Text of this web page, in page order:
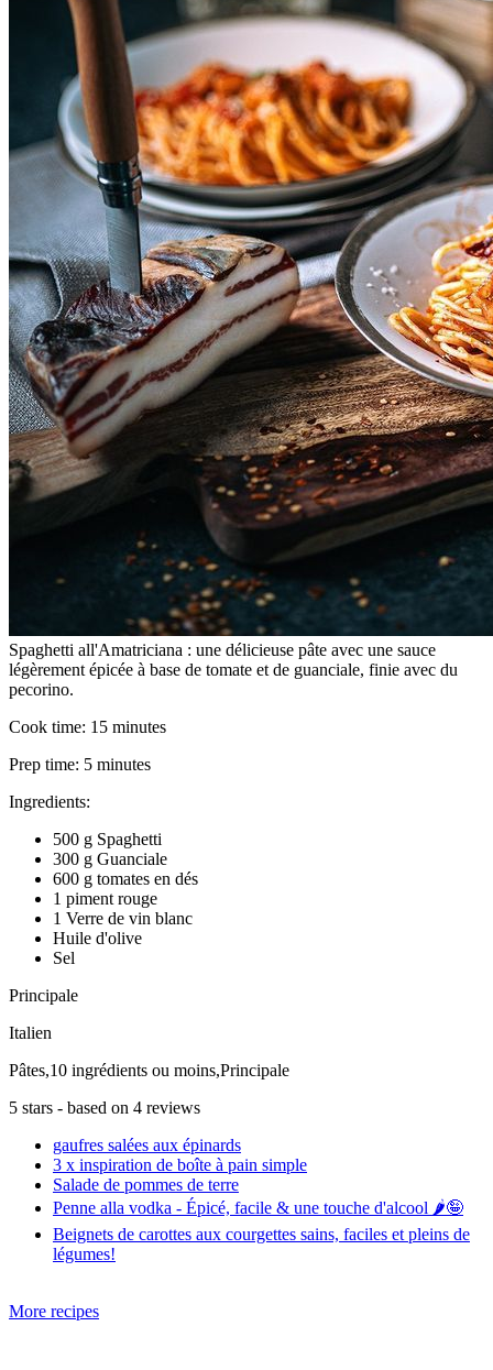
Spaghetti all'Amatriciana : une délicieuse pâte avec une sauce
légèrement épicée à base de tomate et de guanciale, finie avec du
pecorino.
Cook time: 15 minutes
Prep time: 5 minutes
Ingredients:
500 g Spaghetti
300 g Guanciale
600 g tomates en dés
1 piment rouge
1 Verre de vin blanc
Huile d'olive
Sel
Principale
Italien
Pâtes,10 ingrédients ou moins,Principale
5 stars - based on 4 reviews
gaufres salées aux épinards
3 x inspiration de boîte à pain simple
Salade de pommes de terre
Penne alla vodka - Épicé, facile & une touche d'alcool 🌶️🤪
Beignets de carottes aux courgettes sains, faciles et pleins de
légumes!
More recipes